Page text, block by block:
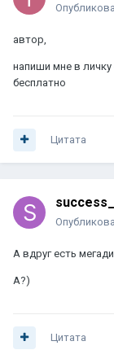
автор,
напиши мне в
бесплатно
Цитата
А вдруг есть
А?)
Цитата